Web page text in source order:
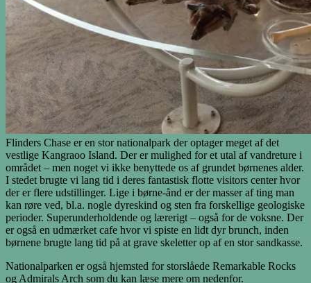
Flinders Chase er en stor nationalpark der optager meget af det
vestlige Kangraoo Island. Der er mulighed for et utal af vandreture i
området – men noget vi ikke benyttede os af grundet børnenes alder.
I stedet brugte vi lang tid i deres fantastisk flotte visitors center hvor
der er flere udstillinger. Lige i børne-ånd er der masser af ting man
kan røre ved, bl.a. nogle dyreskind og sten fra forskellige geologiske
perioder. Superunderholdende og lærerigt – også for de voksne. Der
er også en udmærket cafe hvor vi spiste en lidt dyr brunch, inden
børnene brugte lang tid på at grave skeletter op af en stor sandkasse.
Nationalparken er også hjemsted for storslåede Remarkable Rocks
og Admirals Arch som du kan læse mere om nedenfor.